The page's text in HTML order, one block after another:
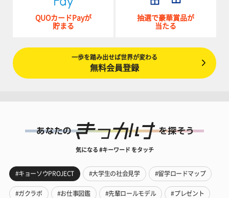
QUOカードPayが
貯まる
抽選で豪華賞品が
当たる
一歩を踏み出せば世界が変わる
無料会員登録
気になる #キーワード をタッチ
#キョーソウPROJECT #大学生の社会見学 #留学ロードマップ
#ガクラボ #お仕事図鑑 #先輩ロールモデル #プレゼント